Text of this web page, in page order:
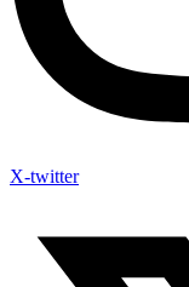
X-twitter